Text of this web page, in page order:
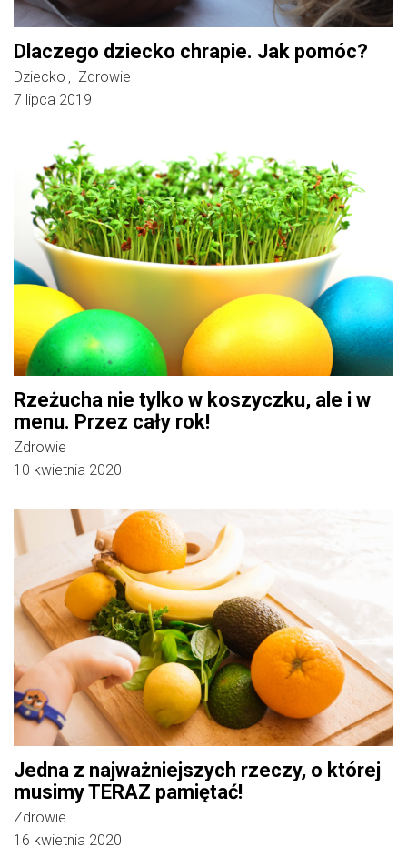
Dlaczego dziecko chrapie. Jak pomóc?
Dziecko
Zdrowie
7 lipca 2019
Rzeżucha nie tylko w koszyczku, ale i w
menu. Przez cały rok!
Zdrowie
10 kwietnia 2020
Jedna z najważniejszych rzeczy, o której
musimy TERAZ pamiętać!
Zdrowie
16 kwietnia 2020